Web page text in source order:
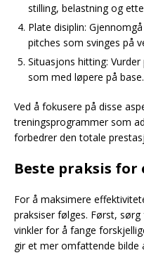
stilling, belastning og
Plate disiplin:
pitches som svinges på
Situasjons hitting:
som med løpere på base.
Ved å fokusere på disse
treningsprogrammer som
forbedrer den totale
Beste praksis
For å maksimere
praksiser følges. Først,
vinkler for å fange
gir et mer omfattende bilde